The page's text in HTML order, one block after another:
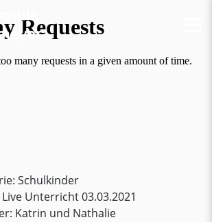
Schulkinder
Unterricht 03.03.2021
Katrin und Nathalie